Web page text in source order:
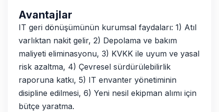
Avantajlar
IT geri dönüşümünün kurumsal faydaları: 1) Atıl
varlıktan nakit gelir, 2) Depolama ve bakım
maliyeti eliminasyonu, 3) KVKK ile uyum ve yasal
risk azaltma, 4) Çevresel sürdürülebilirlik
raporuna katkı, 5) IT envanter yönetiminin
disipline edilmesi, 6) Yeni nesil ekipman alımı için
bütçe yaratma.